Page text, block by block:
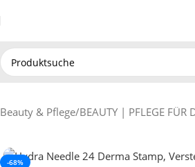
Beauty & Pflege/BEAUTY | PFLEGE FÜR
-68%